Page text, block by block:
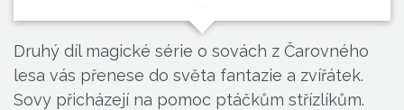
Druhý díl magické série o sovách z Čarovného
lesa vás přenese do světa fantazie a zvířátek.
Sovy přicházejí na pomoc ptáčkům střízlíkům.